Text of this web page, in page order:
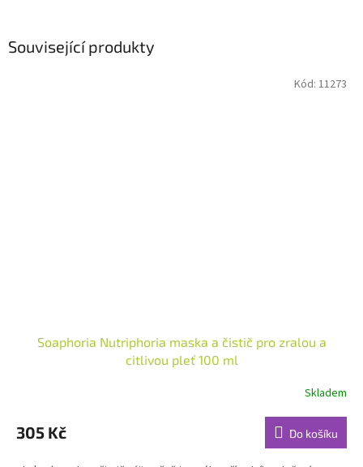
Související produkty
Soaphoria Nutriphoria maska a čistič pro zralou a
citlivou pleť 100 ml
produktu
je
Skladem
305 Kč Do košíku
Kód: 11273